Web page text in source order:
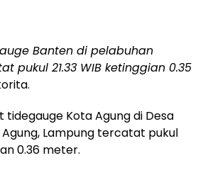
Banten di pelabuhan
pukul 21.33 WIB ketinggian 0.35
tidegauge Kota Agung di Desa
Agung, Lampung tercatat pukul
0.36 meter.